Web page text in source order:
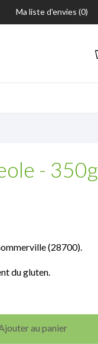
Ma liste d'envies (0)
- 350g
(28700).
du gluten.
au panier